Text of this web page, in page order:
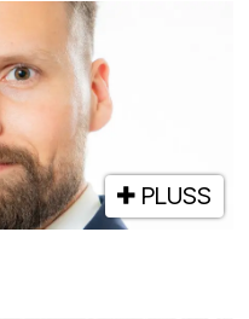
PLUSS